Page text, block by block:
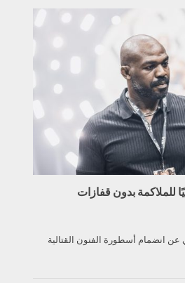
للملاكمة بدون قفازات
عن انضمام أسطورة الفنون القتالية